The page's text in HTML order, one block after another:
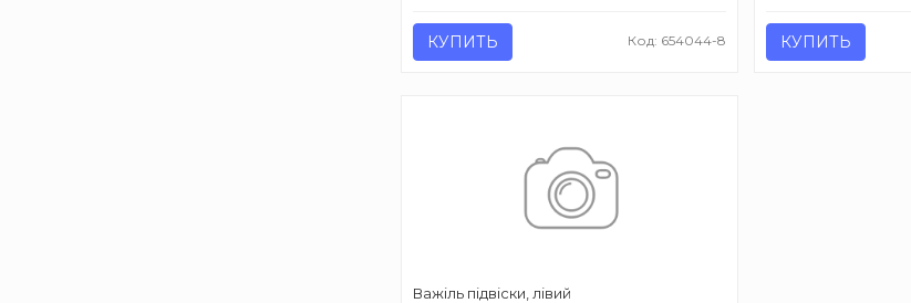
КУПИТЬ Код: 654044-8 КУПИТЬ
Важіль підвіски, лівий